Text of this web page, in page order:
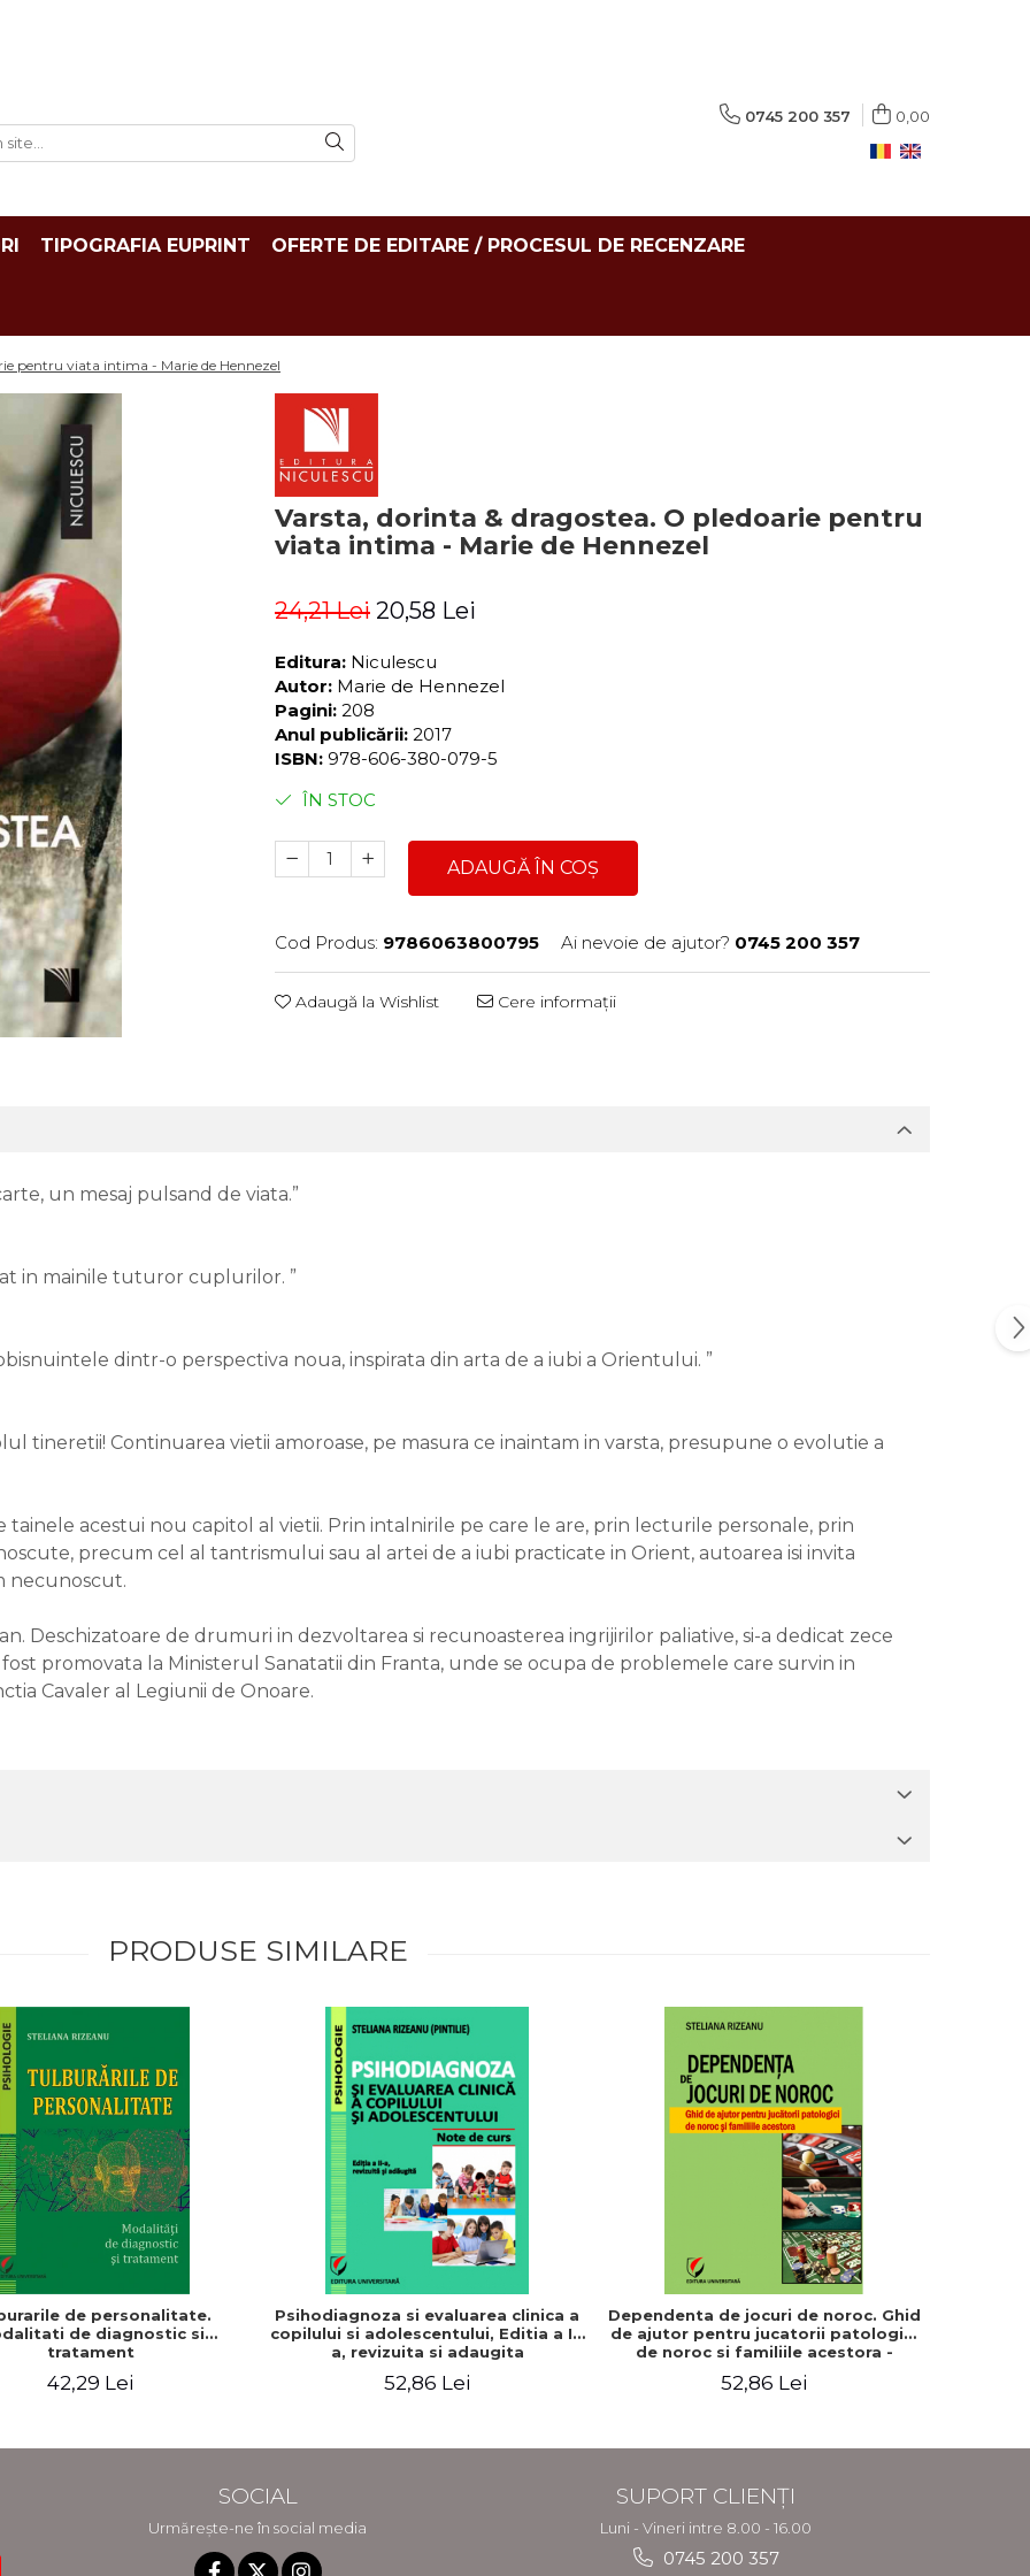
0745 200 357 0,00
TIPOGRAFIA EUPRINT OFERTE DE EDITARE / PROCESUL DE RECENZARE
pentru viata intima - Marie de Hennezel
Varsta, dorinta & dragostea. O pledoarie pentru
viata intima - Marie de Hennezel
24,21 Lei 20,58 Lei
Editura: Niculescu
Autor: Marie de Hennezel
Pagini: 208
Anul publicării: 2017
ISBN: 978-606-380-079-5
ÎN STOC
ADAUGĂ ÎN COȘ
Cod Produs: 9786063800795 Ai nevoie de ajutor? 0745 200 357
Adaugă la Wishlist Cere informații
un mesaj pulsand de viata.”
in mainile tuturor cuplurilor. ”
dintr-o perspectiva noua, inspirata din arta de a iubi a Orientului. ”
tineretii! Continuarea vietii amoroase, pe masura ce inaintam in varsta, presupune o evolutie a
acestui nou capitol al vietii. Prin intalnirile pe care le are, prin lecturile personale, prin
precum cel al tantrismului sau al artei de a iubi practicate in Orient, autoarea isi invita
necunoscut.
Deschizatoare de drumuri in dezvoltarea si recunoasterea ingrijirilor paliative, si-a dedicat zece
promovata la Ministerul Sanatatii din Franta, unde se ocupa de problemele care survin in
Cavaler al Legiunii de Onoare.
PRODUSE SIMILARE
de personalitate.
de diagnostic si
tratament
42,29 Lei
Psihodiagnoza si evaluarea clinica a
copilului si adolescentului, Editia a II-
a, revizuita si adaugita
52,86 Lei
Dependenta de jocuri de noroc. Ghid
de ajutor pentru jucatorii patologici
de noroc si familiile acestora -
52,86 Lei
SOCIAL
Urmărește-ne în social media
SUPORT CLIENȚI
Luni - Vineri intre 8.00 - 16.00
0745 200 357